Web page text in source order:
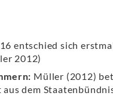
entschied sich
2012)
Müller (2012)
dem